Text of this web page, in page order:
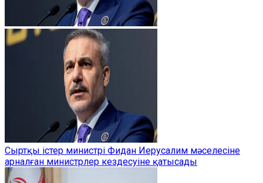
Сыртқы істер министрі Фидан Иерусалим мәселесіне
арналған министрлер кездесуіне қатысады